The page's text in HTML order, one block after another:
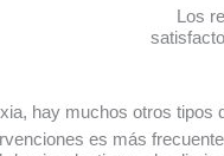
Los
hay muchos otros
es más